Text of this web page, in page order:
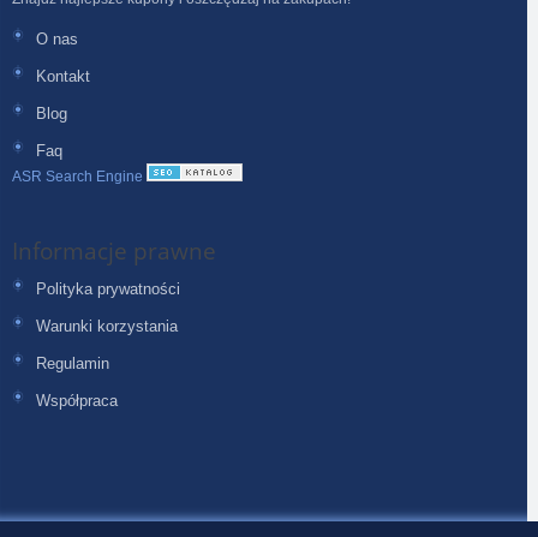
O nas
Kontakt
Blog
Faq
ASR Search Engine
Informacje prawne
Polityka prywatności
Warunki korzystania
Regulamin
Współpraca